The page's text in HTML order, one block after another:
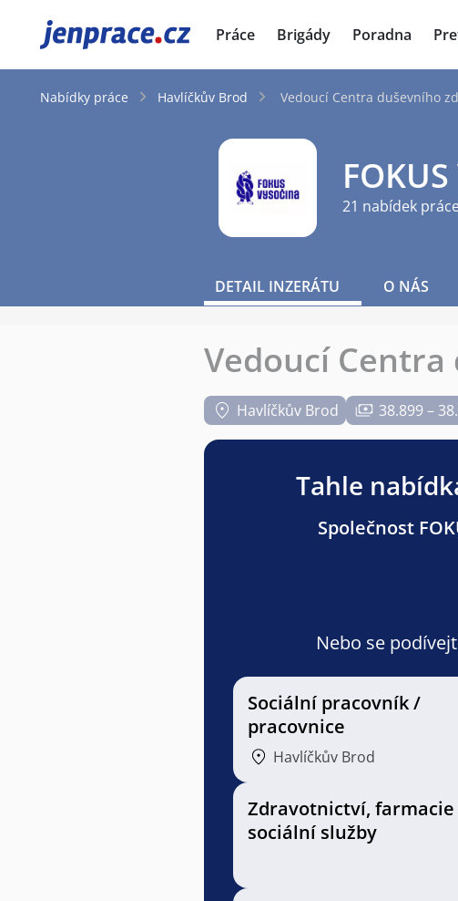
JenPráce.cz Práce Brigády Poradna
Nabídky práce Havlíčkův Brod Vedoucí Centra duševního
21 nabídek
DETAIL INZERÁTU O NÁS
Vedoucí
Havlíčkův Brod 38.899 –
Tahle
Společnost
Nebo se
Sociální pracovník /
pracovnice
Havlíčkův Brod
Zdravotnictví, farmacie
sociální služby